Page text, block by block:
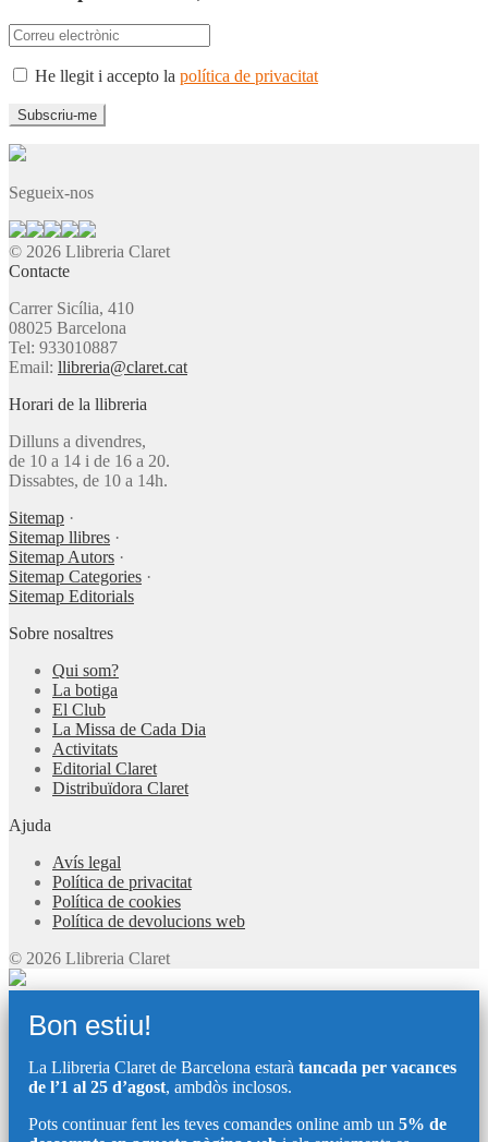
He llegit i accepto la política de privacitat
Segueix-nos
© 2026 Llibreria Claret
Contacte
Carrer Sicília, 410
08025 Barcelona
Tel: 933010887
Email: llibreria@claret.cat
Horari de la llibreria
Dilluns a divendres,
de 10 a 14 i de 16 a 20.
Dissabtes, de 10 a 14h.
Sitemap ·
Sitemap llibres ·
Sitemap Autors ·
Sitemap Categories ·
Sitemap Editorials
Sobre nosaltres
Qui som?
La botiga
El Club
La Missa de Cada Dia
Activitats
Editorial Claret
Distribuïdora Claret
Ajuda
Avís legal
Política de privacitat
Política de cookies
Política de devolucions web
© 2026 Llibreria Claret
Bon estiu!
La Llibreria Claret de Barcelona estarà tancada per vacances
de l’1 al 25 d’agost, ambdòs inclosos.
Pots continuar fent les teves comandes online amb un 5% de